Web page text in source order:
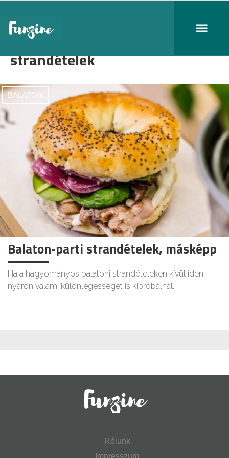
strandételek
BALATON
Balaton-parti strandételek, másképp
Ha a hagyományos balatoni strandételeken kívül idén
nyáron valami különlegességet is kipróbálnál.
Rólunk
Impresszum